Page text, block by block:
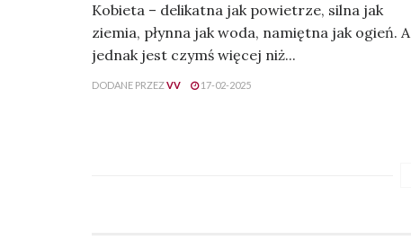
Kobieta – delikatna jak powietrze, silna jak
ziemia, płynna jak woda, namiętna jak ogień. A
jednak jest czymś więcej niż...
DODANE PRZEZVV 17-02-2025